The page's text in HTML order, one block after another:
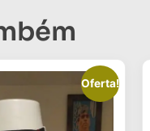
Oferta!